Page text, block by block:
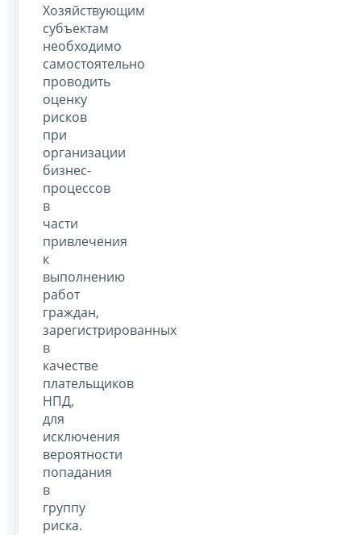
Хозяйствующим
субъектам
необходимо
самостоятельно
проводить
оценку
рисков
при
организации
бизнес-
процессов
в
части
привлечения
к
выполнению
работ
граждан,
зарегистрированных
в
качестве
плательщиков
НПД,
для
исключения
вероятности
попадания
в
группу
риска.